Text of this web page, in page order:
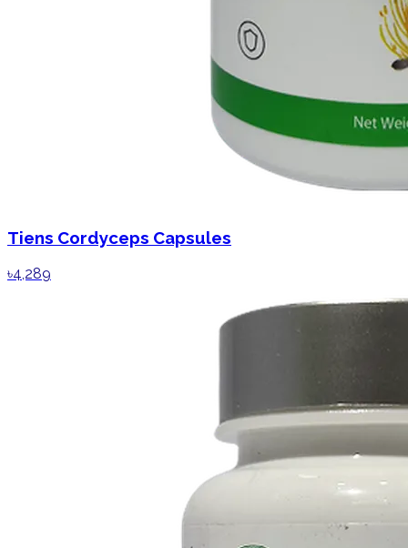
Tiens Cordyceps Capsules
৳4,289